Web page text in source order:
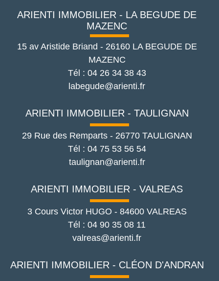
ARIENTI IMMOBILIER - LA BEGUDE DE
MAZENC
15 av Aristide Briand - 26160 LA BEGUDE DE
MAZENC
Tél : 04 26 34 38 43
labegude@arienti.fr
ARIENTI IMMOBILIER - TAULIGNAN
29 Rue des Remparts- 26770 TAULIGNAN
Tél : 04 75 53 56 54
taulignan@arienti.fr
ARIENTI IMMOBILIER - VALREAS
3 Cours Victor HUGO - 84600 VALREAS
Tél :04 90 35 08 11
valreas@arienti.fr
ARIENTI IMMOBILIER - CLÉON D'ANDRAN